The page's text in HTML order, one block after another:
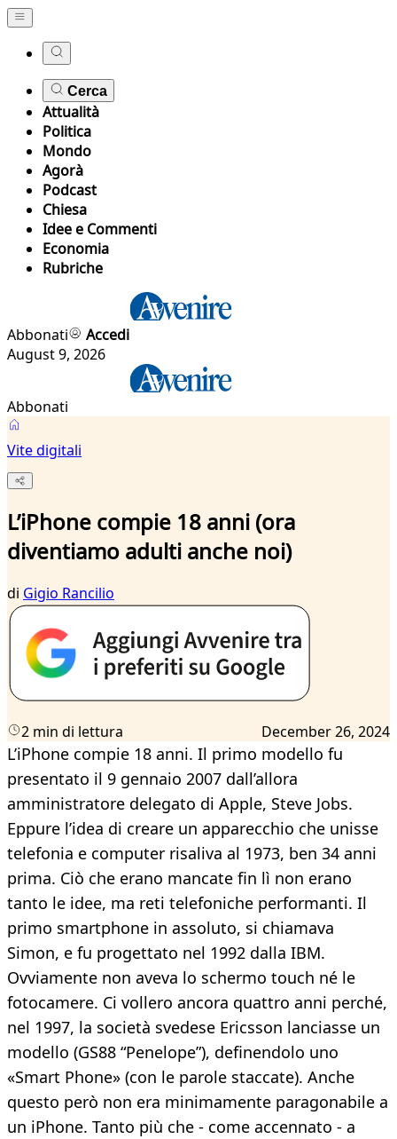
Cerca
Attualità
Politica
Mondo
Agorà
Podcast
Chiesa
Idee e Commenti
Economia
Rubriche
Abbonati
Accedi
August 9, 2026
Abbonati
Vite digitali
L’iPhone compie 18 anni (ora
diventiamo adulti anche noi)
di Gigio Rancilio
2 min di lettura December 26, 2024
L’iPhone compie 18 anni. Il primo modello fu
presentato il 9 gennaio 2007 dall’allora
amministratore delegato di Apple, Steve Jobs.
Eppure l’idea di creare un apparecchio che unisse
telefonia e computer risaliva al 1973, ben 34 anni
prima. Ciò che erano mancate fin lì non erano
tanto le idee, ma reti telefoniche performanti. Il
primo smartphone in assoluto, si chiamava
Simon, e fu progettato nel 1992 dalla IBM.
Ovviamente non aveva lo schermo touch né le
fotocamere. Ci vollero ancora quattro anni perché,
nel 1997, la società svedese Ericsson lanciasse un
modello (GS88 “Penelope”), definendolo uno
«Smart Phone» (con le parole staccate). Anche
questo però non era minimamente paragonabile a
un iPhone. Tanto più che - come accennato - a